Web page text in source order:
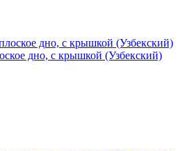
дно, с крышкой (Узбекский)